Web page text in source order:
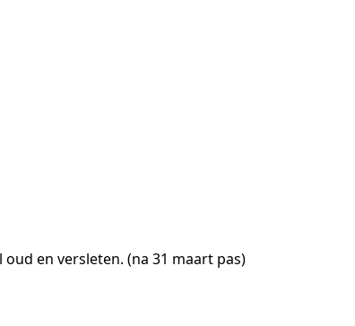
en versleten. (na 31 maart pas)